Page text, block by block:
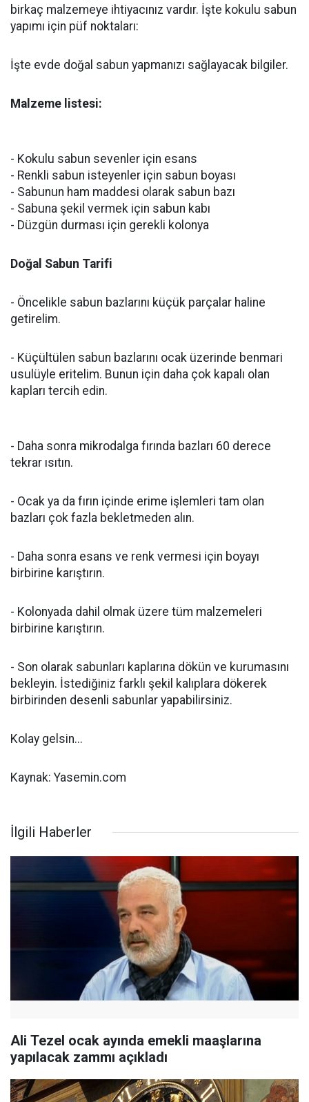
birkaç malzemeye ihtiyacınız vardır. İşte kokulu sabun
yapımı için püf noktaları:
İşte evde doğal sabun yapmanızı sağlayacak bilgiler.
Malzeme listesi:
- Kokulu sabun sevenler için esans
- Renkli sabun isteyenler için sabun boyası
- Sabunun ham maddesi olarak sabun bazı
- Sabuna şekil vermek için sabun kabı
- Düzgün durması için gerekli kolonya
Doğal Sabun Tarifi
- Öncelikle sabun bazlarını küçük parçalar haline
getirelim.
- Küçültülen sabun bazlarını ocak üzerinde benmari
usulüyle eritelim. Bunun için daha çok kapalı olan
kapları tercih edin.
- Daha sonra mikrodalga fırında bazları 60 derece
tekrar ısıtın.
- Ocak ya da fırın içinde erime işlemleri tam olan
bazları çok fazla bekletmeden alın.
- Daha sonra esans ve renk vermesi için boyayı
birbirine karıştırın.
- Kolonyada dahil olmak üzere tüm malzemeleri
birbirine karıştırın.
- Son olarak sabunları kaplarına dökün ve kurumasını
bekleyin. İstediğiniz farklı şekil kalıplara dökerek
birbirinden desenli sabunlar yapabilirsiniz.
Kolay gelsin...
Kaynak: Yasemin.com
İlgili Haberler
Ali Tezel ocak ayında emekli maaşlarına
yapılacak zammı açıkladı